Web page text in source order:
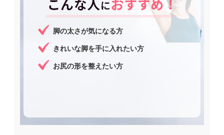
脚の太さが気になる方
きれいな脚を手に入れたい方
お尻の形を整えたい方